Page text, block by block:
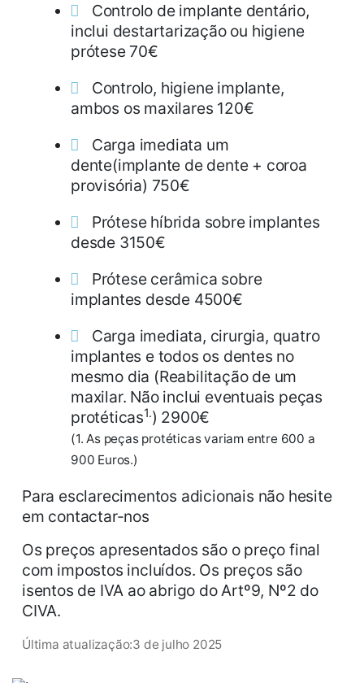
Controlo de implante dentário,
inclui destartarização ou higiene
prótese 70€
Controlo, higiene implante,
ambos os maxilares 120€
Carga imediata um
dente(implante de dente + coroa
provisória) 750€
Prótese híbrida sobre implantes
desde 3150€
Prótese cerâmica sobre
implantes desde 4500€
Carga imediata, cirurgia, quatro
implantes e todos os dentes no
mesmo dia (Reabilitação de um
maxilar. Não inclui eventuais peças
protéticas1.) 2900€
(1. As peças protéticas variam entre 600 a
900 Euros.)
Para esclarecimentos adicionais não hesite
em contactar-nos
Os preços apresentados são o preço final
com impostos incluídos. Os preços são
isentos de IVA ao abrigo do Artº9, Nº2 do
CIVA.
Última atualização:3 de julho 2025